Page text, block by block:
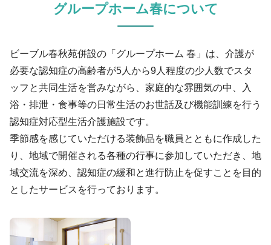
グループホーム春について
ビーブル春秋苑併設の「グループホーム 春」は、介護が
必要な認知症の高齢者が5人から9人程度の少人数でスタ
ッフと共同生活を営みながら、家庭的な雰囲気の中、入
浴・排泄・食事等の日常生活のお世話及び機能訓練を行う
認知症対応型生活介護施設です。
季節感を感じていただける装飾品を職員とともに作成した
り、地域で開催される各種の行事に参加していただき、地
域交流を深め、認知症の緩和と進行防止を促すことを目的
としたサービスを行っております。